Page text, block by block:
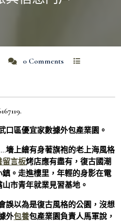
0 Comments
口區優宜家數據外包產業園。
墻上繪有身著旗袍的老上海風格
留言板烤店應有盡有，復古國潮
鎮。走進樓里，年輕的身影在電
市青年就業見習基地。
誤以為是復古風格的公園，沒想
外包養包產業園負責人馬軍說，